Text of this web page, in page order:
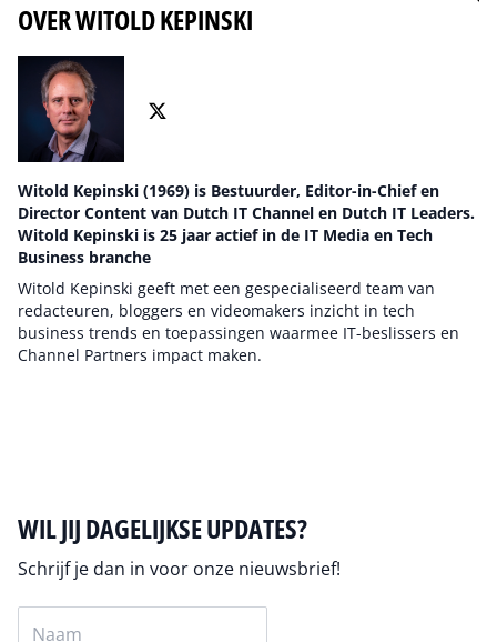
OVER WITOLD KEPINSKI
Witold Kepinski (1969) is Bestuurder, Editor-in-Chief en
Director Content van Dutch IT Channel en Dutch IT Leaders.
Witold Kepinski is 25 jaar actief in de IT Media en Tech
Business branche
Witold Kepinski geeft met een gespecialiseerd team van
redacteuren, bloggers en videomakers inzicht in tech
business trends en toepassingen waarmee IT-beslissers en
Channel Partners impact maken.
WIL JIJ DAGELIJKSE UPDATES?
Schrijf je dan in voor onze nieuwsbrief!